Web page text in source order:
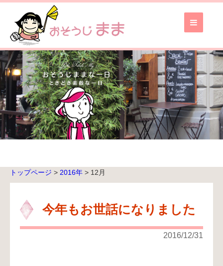
お
そ
う
じ
ま
ま
TOP
ブ
ロ
見
り
トップページ > 2016年 > 12月
今年もお世話になりました
2016/12/31